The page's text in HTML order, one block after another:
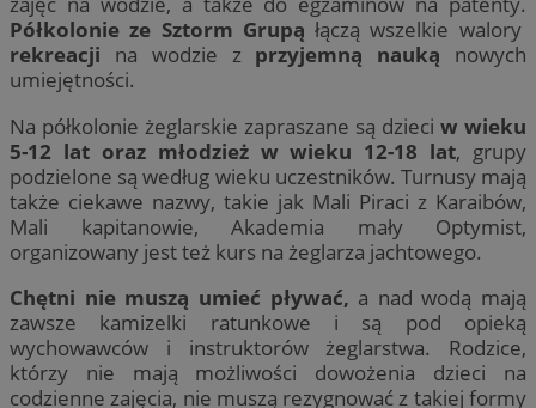
Półkolonie ze Sztorm Grupą łączą wszelkie walory
rekreacji na wodzie z przyjemną nauką nowych
umiejętności.
Na półkolonie żeglarskie zapraszane są dzieci w wieku
5-12 lat oraz młodzież w wieku 12-18 lat, grupy
podzielone są według wieku uczestników. Turnusy mają
także ciekawe nazwy, takie jak Mali Piraci z Karaibów,
Mali kapitanowie, Akademia mały Optymist,
organizowany jest też kurs na żeglarza jachtowego.
Chętni nie muszą umieć pływać, a nad wodą mają
zawsze kamizelki ratunkowe i są pod opieką
wychowawców i instruktorów żeglarstwa. Rodzice,
którzy nie mają możliwości dowożenia dzieci na
codzienne zajęcia, nie muszą rezygnować z takiej formy